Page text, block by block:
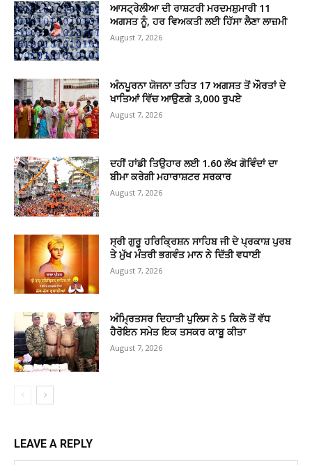
ਆਸਟ੍ਰੇਲੀਆ ਦੀ ਰਾਸ਼ਟਰੀ ਮਰਦਮਸ਼ੁਮਾਰੀ 11
ਅਗਸਤ ਨੂੰ, ਹਰ ਵਿਅਕਤੀ ਲਈ ਹਿੱਸਾ ਲੈਣਾ ਲਾਜ਼ਮੀ
August 7, 2026
ਅੰਨਪੂਰਨਾ ਯੋਜਨਾ ਤਹਿਤ 17 ਅਗਸਤ ਤੋਂ ਔਰਤਾਂ ਦੇ
ਖਾਤਿਆਂ ਵਿੱਚ ਆਉਣਗੇ 3,000 ਰੁਪਏ
August 7, 2026
ਦਹੀਂ ਹਾਂਡੀ ਤਿਉਹਾਰ ਲਈ 1.60 ਲੱਖ ਗੋਵਿੰਦਾਂ ਦਾ
ਬੀਮਾ ਕਰੇਗੀ ਮਹਾਰਾਸ਼ਟਰ ਸਰਕਾਰ
August 7, 2026
ਸ੍ਰੀ ਗੁਰੂ ਹਰਿਕ੍ਰਿਸ਼ਨ ਸਾਹਿਬ ਜੀ ਦੇ ਪ੍ਰਕਾਸ਼ ਪੁਰਬ
ਤੇ ਮੁੱਖ ਮੰਤਰੀ ਭਗਵੰਤ ਮਾਨ ਨੇ ਦਿੱਤੀ ਵਧਾਈ
August 7, 2026
ਅੰਮ੍ਰਿਤਸਰ ਦਿਹਾਤੀ ਪੁਲਿਸ ਨੇ 5 ਕਿਲੋ ਤੋਂ ਵੱਧ
ਹੈਰੋਇਨ ਸਮੇਤ ਇਕ ਤਸਕਰ ਕਾਬੂ ਕੀਤਾ
August 7, 2026
LEAVE A REPLY